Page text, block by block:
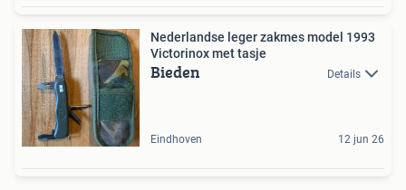
Nederlandse leger zakmes model 1993
Victorinox met tasje
Bieden Details
Eindhoven 12 jun 26